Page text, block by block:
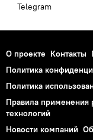
Telegram
О проекте Контакты
Политика
Политика
Правила применения
технологий
Новости компаний